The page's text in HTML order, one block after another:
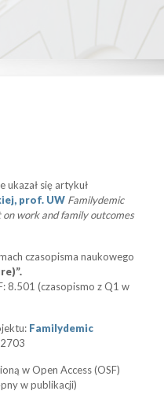
ukazał się artykuł
prof. UW Familydemic
work and family outcomes
czasopisma naukowego
8.501 (czasopismo z Q1 w
Familydemic
w Open Access (OSF)
w publikacji)